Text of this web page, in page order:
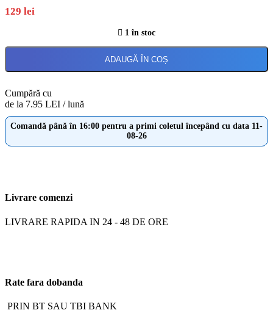
129 lei
1 în stoc
ADAUGĂ ÎN COȘ
Cumpără cu
de la 7.95 LEI / lună
Comandă până în 16:00 pentru a primi coletul începând cu data 11-
08-26
Livrare comenzi
LIVRARE RAPIDA IN 24 - 48 DE ORE
Rate fara dobanda
PRIN BT SAU TBI BANK